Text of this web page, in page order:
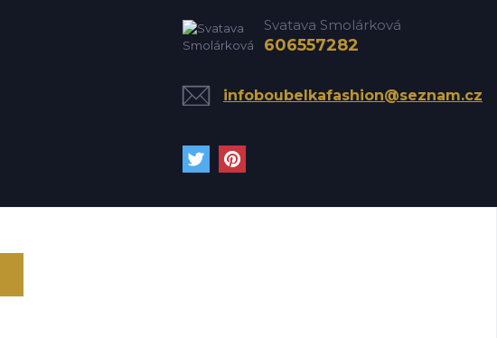
Svatava Smolárková
606557282
infoboubelkafashion@seznam.cz